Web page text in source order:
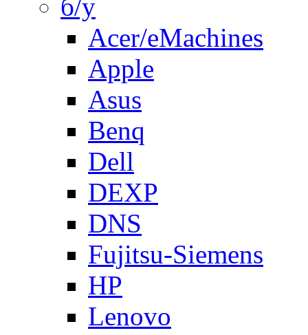
б/у
Acer/eMachines
Apple
Asus
Benq
Dell
DEXP
DNS
Fujitsu-Siemens
HP
Lenovo